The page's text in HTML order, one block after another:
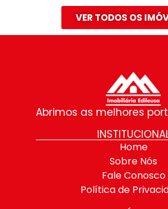
VER TODOS OS
Abrimos as melhores
Home
Sobre Nós
Fale Conosco
Política de